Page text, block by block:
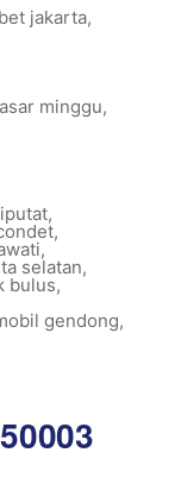
jakarta,
minggu,
,
,
,
selatan,
bulus,
gendong,